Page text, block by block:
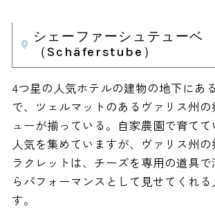
シェーファーシュテューベ
（Schäferstube）
4つ星の人気ホテルの建物の地下にあ
で、ツェルマットのあるヴァリス州
ューが揃っている。自家農園で育て
人気を集めていますが、ヴァリス州
ラクレットは、チーズを専用の道具
らパフォーマンスとして見せてくれ
す。